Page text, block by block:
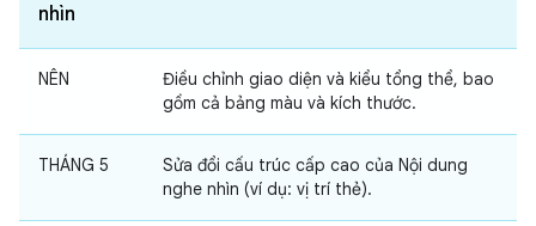
nhìn
NÊN
Điều chỉnh giao diện và kiểu tổng thể, bao
gồm cả bảng màu và kích thước.
THÁNG 5
Sửa đổi cấu trúc cấp cao của Nội dung
nghe nhìn (ví dụ: vị trí thẻ).